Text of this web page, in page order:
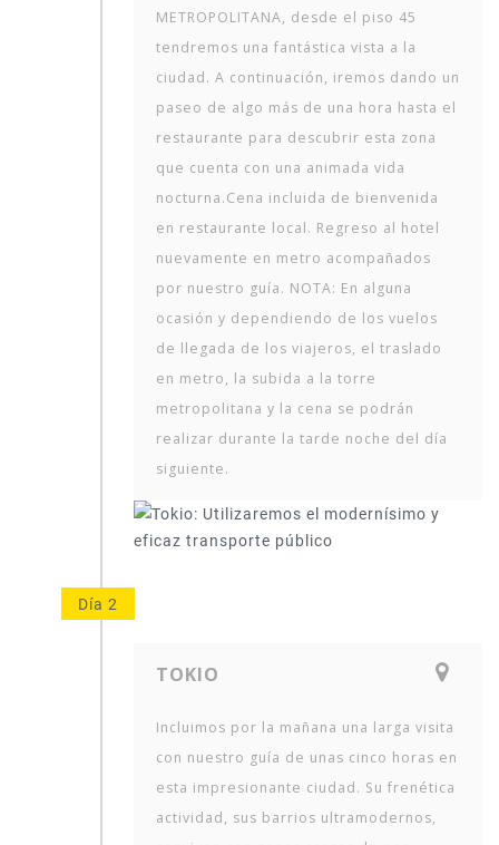
METROPOLITANA, desde el piso 45
tendremos una fantástica vista a la
ciudad. A continuación, iremos dando un
paseo de algo más de una hora hasta el
restaurante para descubrir esta zona
que cuenta con una animada vida
nocturna.Cena incluida de bienvenida
en restaurante local. Regreso al hotel
nuevamente en metro acompañados
por nuestro guía. NOTA: En alguna
ocasión y dependiendo de los vuelos
de llegada de los viajeros, el traslado
en metro, la subida a la torre
metropolitana y la cena se podrán
realizar durante la tarde noche del día
siguiente.
Día 2
TOKIO
Incluimos por la mañana una larga visita
con nuestro guía de unas cinco horas en
esta impresionante ciudad. Su frenética
actividad, sus barrios ultramodernos,